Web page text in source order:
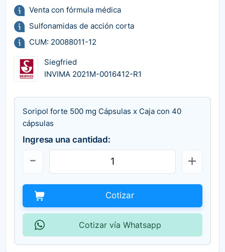
Venta con fórmula médica
Sulfonamidas de acción corta
CUM: 20088011-12
Siegfried
INVIMA 2021M-0016412-R1
Soripol forte 500 mg Cápsulas x Caja con 40
cápsulas
Ingresa una cantidad:
Cotizar
Cotizar vía Whatsapp